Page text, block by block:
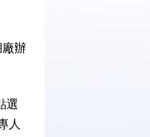
辦
選
人